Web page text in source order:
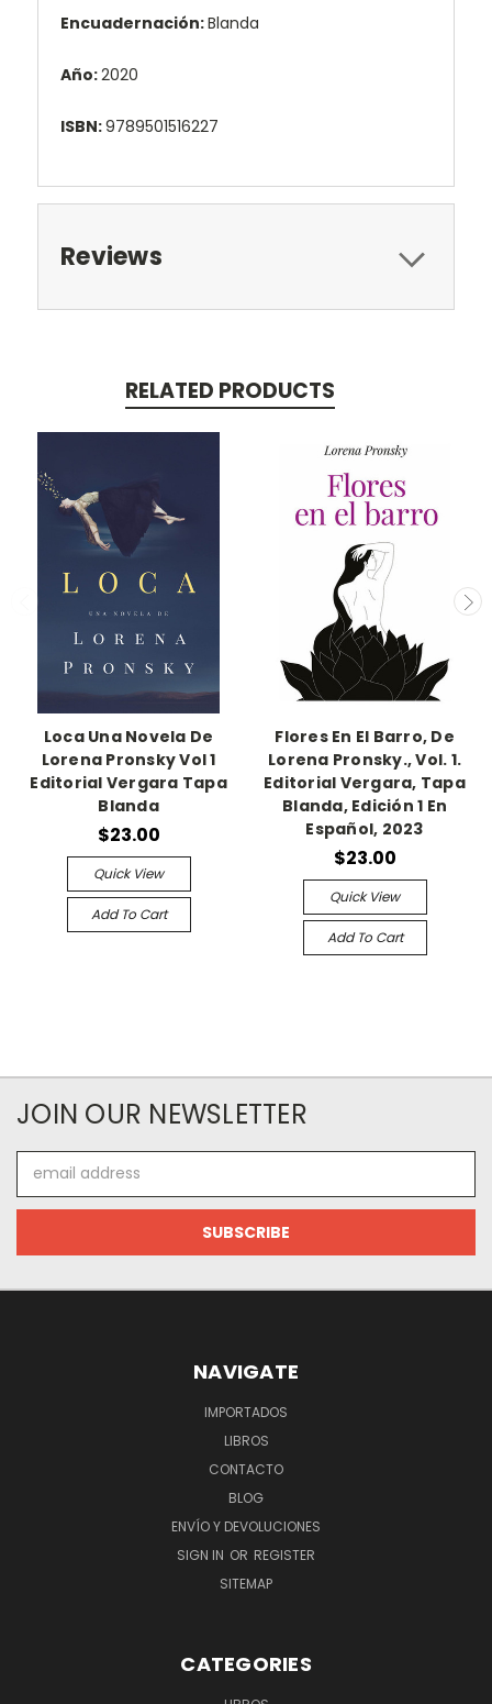
Encuadernación:Blanda
Año:2020
ISBN:9789501516227
Reviews
RELATED PRODUCTS
Loca Una Novela De
Lorena Pronsky Vol 1
Editorial Vergara Tapa
Blanda
$23.00
Quick View
Add To Cart
Flores En El Barro, De
Lorena Pronsky., Vol. 1.
Editorial Vergara, Tapa
Blanda, Edición 1 En
Español, 2023
$23.00
Quick View
Add To Cart
JOIN OUR NEWSLETTER
Address
NAVIGATE
IMPORTADOS
LIBROS
CONTACTO
BLOG
ENVÍO Y DEVOLUCIONES
SIGN IN OR REGISTER
SITEMAP
CATEGORIES